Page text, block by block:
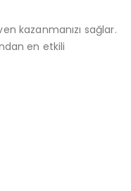
kazanmanızı sağlar.
en etkili